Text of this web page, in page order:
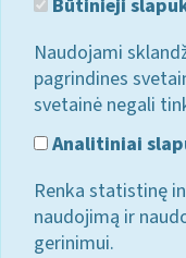
Būtinieji
Naudojami
pagrindines
svetainė negali
Analitiniai
Renka statistinę
naudojimą ir
gerinimui.